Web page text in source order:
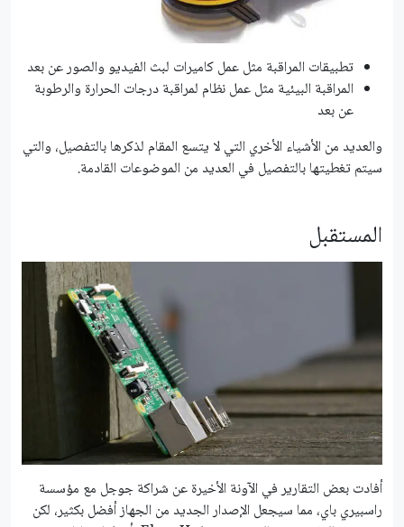
تطبيقات المراقبة مثل عمل كاميرات لبث الفيديو والصور عن بعد
المراقبة البيئية مثل عمل نظام لمراقبة درجات الحرارة والرطوبة
عن بعد
والعديد من الأشياء الأخري التي لا يتسع المقام لذكرها بالتفصيل، والتي
سيتم تغطيتها بالتفصيل في العديد من الموضوعات القادمة.
المستقبل
أفادت بعض التقارير في الآونة الأخيرة عن شراكة جوجل مع مؤسسة
راسبيري باي، مما سيجعل الإصدار الجديد من الجهاز أفضل بكثير، لكن